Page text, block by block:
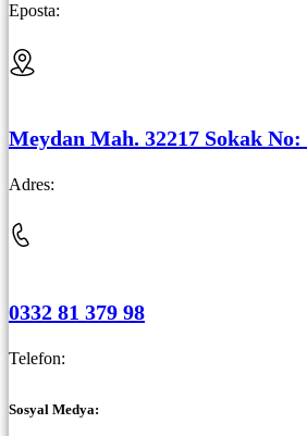
Eposta:
Meydan Mah. 32217 Sokak
Adres:
0332 81 379 98
Telefon:
Sosyal Medya: